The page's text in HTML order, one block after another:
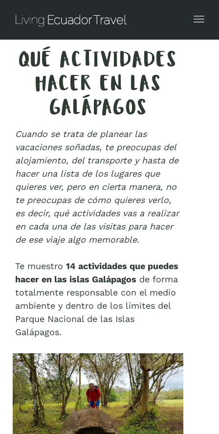
QUÉ ACTIVIDADES
HACER EN LAS
GALÁPAGOS
Cuando se trata de planear las
vacaciones soñadas, te preocupas del
alojamiento, del transporte y hasta de
hacer una lista de los lugares que
quieres ver, pero en cierta manera, no
te preocupas de cómo quieres verlo,
es decir, qué actividades vas a realizar
en cada una de las visitas para hacer
de ese viaje algo memorable.
Te muestro14 actividades que puedes
hacer en las islas Galápagos de forma
totalmente responsable con el medio
ambiente y dentro de los límites del
Parque Nacional de las Islas
Galápagos.